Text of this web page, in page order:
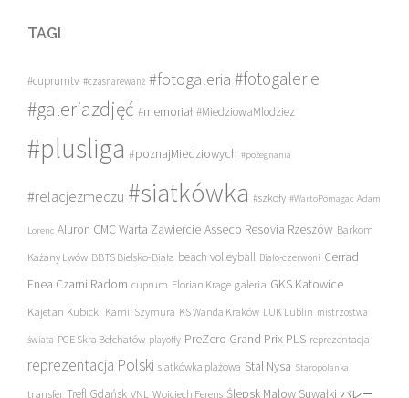
TAGI
#cuprumtv #czasnarewanż #fotogaleria #fotogalerie
#galeriazdjęć #memoriał #MiedziowaMlodziez
#plusliga #poznajMiedziowych #pożegnania
#relacjezmeczu #siatkówka #szkoły #WartoPomagac Adam
Lorenc Aluron CMC Warta Zawiercie Asseco Resovia Rzeszów Barkom
Każany Lwów BBTS Bielsko-Biała beach volleyball Biało-czerwoni Cerrad
Enea Czarni Radom cuprum Florian Krage galeria GKS Katowice
Kajetan Kubicki Kamil Szymura KS Wanda Kraków LUK Lublin mistrzostwa
świata PGE Skra Bełchatów playoffy PreZero Grand Prix PLS reprezentacja
reprezentacja Polski siatkówka plażowa Stal Nysa Staropolanka
transfer Trefl Gdańsk VNL Wojciech Ferens Ślepsk Malow Suwałki バレー